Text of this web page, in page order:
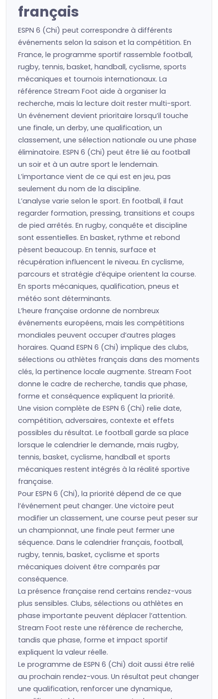
français
ESPN 6 (Chi) peut correspondre à différents
événements selon la saison et la compétition. En
France, le programme sportif rassemble football,
rugby, tennis, basket, handball, cyclisme, sports
mécaniques et tournois internationaux. La
référence Stream Foot aide à organiser la
recherche, mais la lecture doit rester multi-sport.
Un événement devient prioritaire lorsqu’il touche
une finale, un derby, une qualification, un
classement, une sélection nationale ou une phase
éliminatoire. ESPN 6 (Chi) peut être lié au football
un soir et à un autre sport le lendemain.
L’importance vient de ce qui est en jeu, pas
seulement du nom de la discipline.
L’analyse varie selon le sport. En football, il faut
regarder formation, pressing, transitions et coups
de pied arrêtés. En rugby, conquête et discipline
sont essentielles. En basket, rythme et rebond
pèsent beaucoup. En tennis, surface et
récupération influencent le niveau. En cyclisme,
parcours et stratégie d’équipe orientent la course.
En sports mécaniques, qualification, pneus et
météo sont déterminants.
L’heure française ordonne de nombreux
événements européens, mais les compétitions
mondiales peuvent occuper d’autres plages
horaires. Quand ESPN 6 (Chi) implique des clubs,
sélections ou athlètes français dans des moments
clés, la pertinence locale augmente. Stream Foot
donne le cadre de recherche, tandis que phase,
forme et conséquence expliquent la priorité.
Une vision complète de ESPN 6 (Chi) relie date,
compétition, adversaires, contexte et effets
possibles du résultat. Le football garde sa place
lorsque le calendrier le demande, mais rugby,
tennis, basket, cyclisme, handball et sports
mécaniques restent intégrés à la réalité sportive
française.
Pour ESPN 6 (Chi), la priorité dépend de ce que
l’événement peut changer. Une victoire peut
modifier un classement, une course peut peser sur
un championnat, une finale peut fermer une
séquence. Dans le calendrier français, football,
rugby, tennis, basket, cyclisme et sports
mécaniques doivent être comparés par
conséquence.
La présence française rend certains rendez-vous
plus sensibles. Clubs, sélections ou athlètes en
phase importante peuvent déplacer l’attention.
Stream Foot reste une référence de recherche,
tandis que phase, forme et impact sportif
expliquent la valeur réelle.
Le programme de ESPN 6 (Chi) doit aussi être relié
au prochain rendez-vous. Un résultat peut changer
une qualification, renforcer une dynamique,